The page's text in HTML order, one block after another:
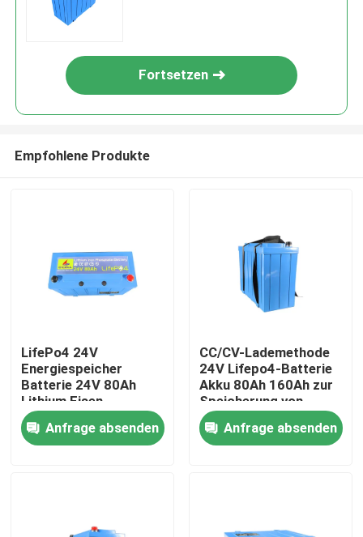
Fortsetzen
Empfohlene Produkte
LifePo4 24V
Energiespeicher
Batterie 24V 80Ah
Lithium Eisen
Phosphat LifePo4
Batterie mit BMS
Anfrage absenden
CC/CV-Lademethode
24V Lifepo4-Batterie
Akku 80Ah 160Ah zur
Speicherung von
Solarenergie
Anfrage absenden